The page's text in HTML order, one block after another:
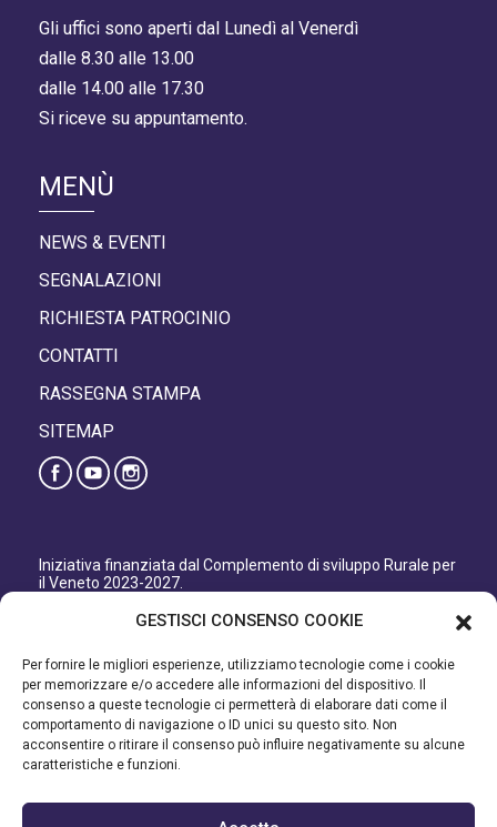
GESTISCI CONSENSO COOKIE
Per fornire le migliori esperienze, utilizziamo tecnologie come i cookie
per memorizzare e/o accedere alle informazioni del dispositivo. Il
consenso a queste tecnologie ci permetterà di elaborare dati come il
comportamento di navigazione o ID unici su questo sito. Non
acconsentire o ritirare il consenso può influire negativamente su alcune
caratteristiche e funzioni.
Gli uffici sono aperti dal Lunedì al Venerdì
dalle 8.30 alle 13.00
dalle 14.00 alle 17.30
Si riceve su appuntamento.
MENÙ
NEWS & EVENTI
SEGNALAZIONI
RICHIESTA PATROCINIO
CONTATTI
RASSEGNA STAMPA
SITEMAP
Iniziativa finanziata dal Complemento di sviluppo Rurale per
il Veneto 2023-2027.
Organismo responsabile dell’informazione: GAL Patavino
Autorità di Gestione regionale: Regione del Veneto –
Direzione AdG FEASR Bonifica e Irrigazione.
Iniziativa finanziata dal Programma di Sviluppo Rurale per il
Veneto 2014-2022.
Organismo responsabile dell’informazione: GAL Patavino.